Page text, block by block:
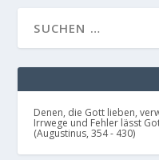
Denen, die Gott lieben,
Irrwege und Fehler lässt
(Augustinus, 354 - 430)